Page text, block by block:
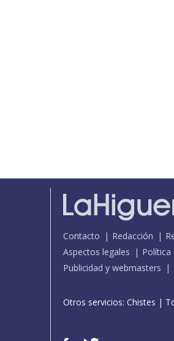
Contacto Redacción
Aspectos legales
Política
Publicidad y webmasters
Otros servicios: Chistes |